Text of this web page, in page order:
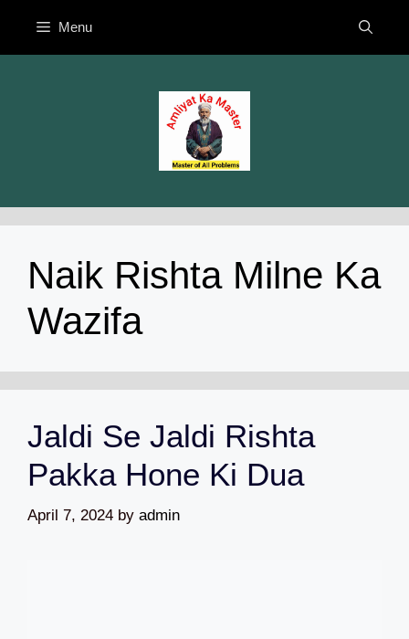
content
Menu
Naik Rishta Milne Ka
Wazifa
Jaldi Se Jaldi Rishta
Pakka Hone Ki Dua
April 7, 2024 by admin